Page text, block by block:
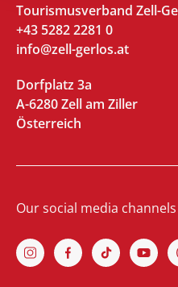
Tourismusverband Zell-
+43 5282 2281 0
info@zell-gerlos.at
Dorfplatz 3a
A-6280 Zell am Ziller
Österreich
Our social media